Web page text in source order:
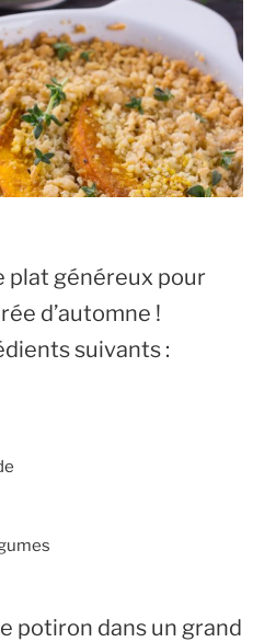
plat généreux pour
d’automne !
suivants :
potiron dans un grand